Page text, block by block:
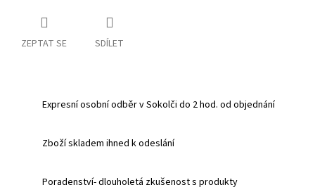
ZEPTAT SE SDÍLET
Expresní osobní odběr v Sokolči do 2 hod. od objednání
Zboží skladem ihned k odeslání
Poradenství- dlouholetá zkušenost s produkty